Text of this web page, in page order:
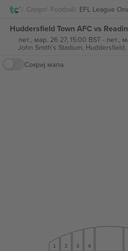
Спорт Football EFL League
пет., мар. 26 27, 15:00 BST- пет.,
John Smith's Stadium,
Сокриј мапа
1 2 3 4